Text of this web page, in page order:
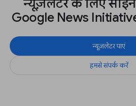
न्यूज़लेटर के लिए
Google News
न्यूज़लेटर पाएं
हमसे संपर्क करें